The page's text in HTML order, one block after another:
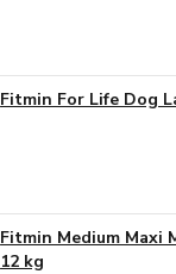
Fitmin For Life Dog
Fitmin Medium Maxi
12 kg